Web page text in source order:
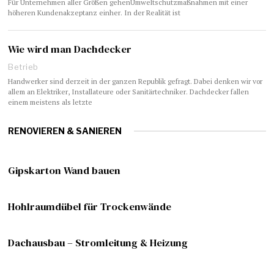
Für Unternehmen aller Größen gehenUmweltschutzmaßnahmen mit einer
höheren Kundenakzeptanz einher. In der Realität ist
Wie wird man Dachdecker
Betrieb
Handwerker sind derzeit in der ganzen Republik gefragt. Dabei denken wir vor
allem an Elektriker, Installateure oder Sanitärtechniker. Dachdecker fallen
einem meistens als letzte
RENOVIEREN & SANIEREN
Gipskarton Wand bauen
Hohlraumdübel für Trockenwände
Dachausbau – Stromleitung & Heizung